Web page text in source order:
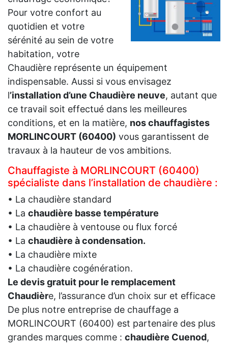
Pour votre confort au
quotidien et votre
sérénité au sein de votre
habitation, votre
Chaudière représente un équipement
indispensable. Aussi si vous envisagez
l’installation d’une Chaudière neuve, autant que
ce travail soit effectué dans les meilleures
conditions, et en la matière, nos chauffagistes
MORLINCOURT (60400) vous garantissent de
travaux à la hauteur de vos ambitions.
Chauffagiste à MORLINCOURT (60400)
spécialiste dans l’installation de chaudière :
• La chaudière standard
• La chaudière basse température
• La chaudière à ventouse ou flux forcé
• La chaudière à condensation.
• La chaudière mixte
• La chaudière cogénération.
Le devis gratuit pour le remplacement
Chaudière, l’assurance d’un choix sur et efficace
De plus notre entreprise de chauffage a
MORLINCOURT (60400) est partenaire des plus
grandes marques comme : chaudière Cuenod,